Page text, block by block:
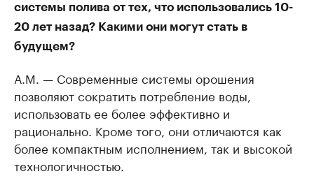
системы полива от тех, что использовались 10-
20 лет назад? Какими они могут стать в
будущем?
А.М. — Современные системы орошения
позволяют сократить потребление воды,
использовать ее более эффективно и
рационально. Кроме того, они отличаются как
более компактным исполнением, так и высокой
технологичностью.